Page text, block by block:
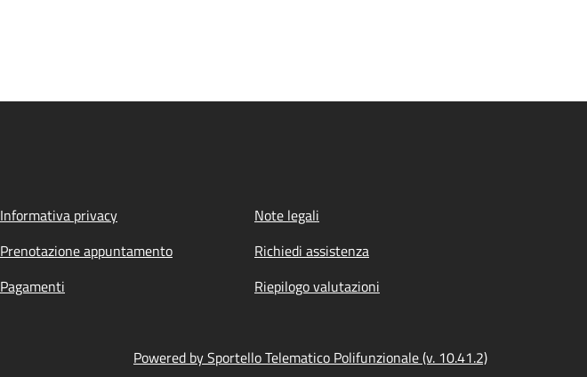
Informativa privacy
Note legali
Prenotazione appuntamento
Richiedi assistenza
Pagamenti
Riepilogo valutazioni
Powered by Sportello Telematico Polifunzionale (v. 10.41.2)